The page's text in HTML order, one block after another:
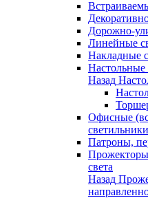
Дорожно-
Линейные
Накладные
Назад
Офисные
светильники
Патроны,
Прожекторы
света
Назад